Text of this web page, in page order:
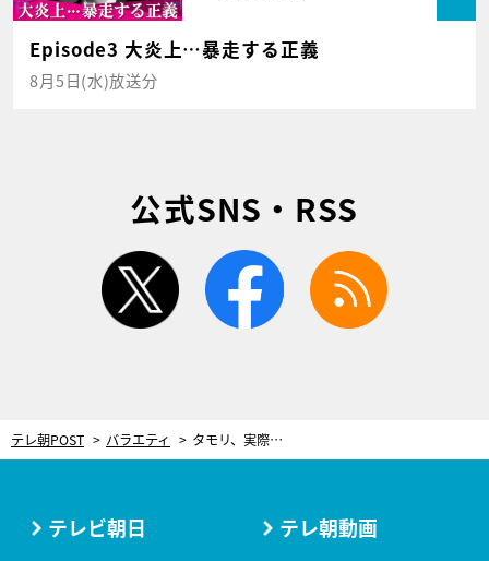
Episode3 大炎上…暴走する正義
8月5日(水)放送分
公式SNS・RSS
twitter facebook
テレ朝POST バラエティ タモリ、実際に会ってイメージが一変した有名人を告白「寡黙な方だと思っていたんですけど」
テレビ朝日 テレ朝動画